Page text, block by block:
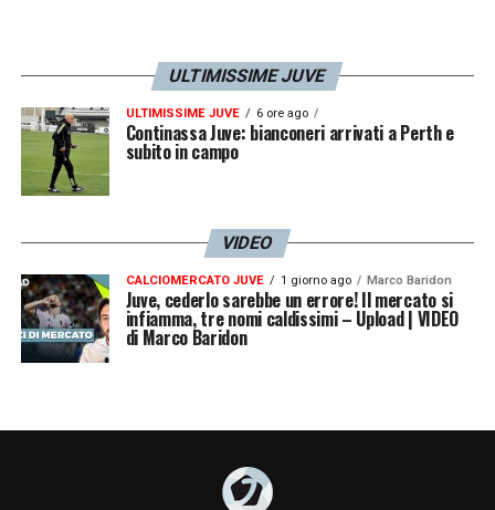
ULTIMISSIME JUVE
ULTIMISSIME JUVE 6 ore ago
Continassa Juve: bianconeri arrivati a Perth e
subito in campo
VIDEO
CALCIOMERCATO JUVE 1 giorno ago Marco Baridon
Juve, cederlo sarebbe un errore! Il mercato si
infiamma, tre nomi caldissimi – Upload | VIDEO
di Marco Baridon